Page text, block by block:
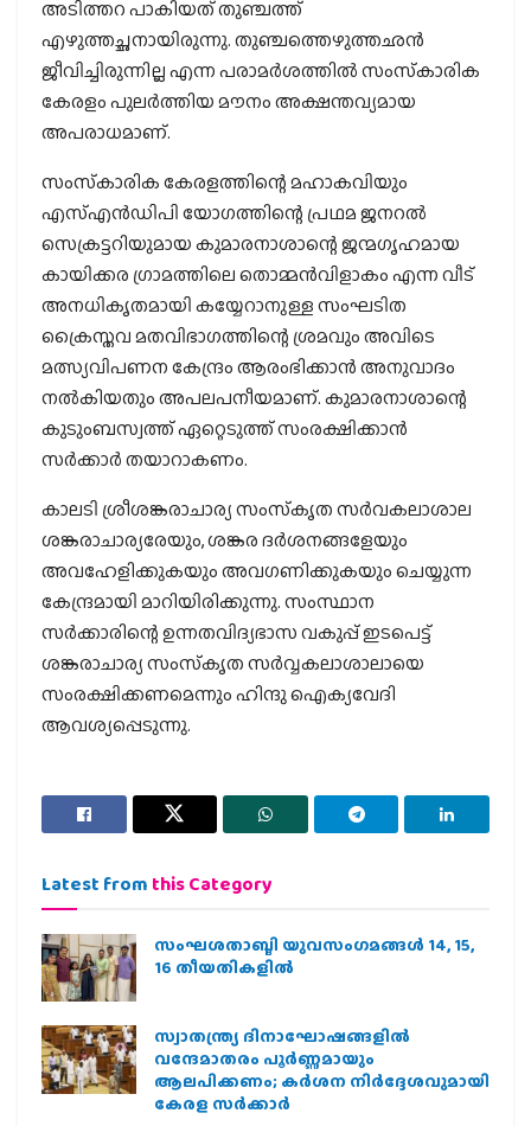
അടിത്തറ പാകിയത് തുഞ്ചത്ത്
എഴുത്തച്ഛനായിരുന്നു. തുഞ്ചത്തെഴുത്തഛന്‍
ജീവിച്ചിരുന്നില്ല എന്ന പരാമര്‍ശത്തില്‍ സംസ്‌കാരിക
കേരളം പുലര്‍ത്തിയ മൗനം അക്ഷന്തവ്യമായ
അപരാധമാണ്.
സംസ്‌കാരിക കേരളത്തിന്റെ മഹാകവിയും
എസ്എന്‍ഡിപി യോഗത്തിന്റെ പ്രഥമ ജനറല്‍
സെക്രട്ടറിയുമായ കുമാരനാശാന്റെ ജന്മഗൃഹമായ
കായിക്കര ഗ്രാമത്തിലെ തൊമ്മന്‍വിളാകം എന്ന വീട്
അനധികൃതമായി കയ്യേറാനുള്ള സംഘടിത
ക്രൈസ്തവ മതവിഭാഗത്തിന്റെ ശ്രമവും അവിടെ
മത്സ്യവിപണന കേന്ദ്രം ആരംഭിക്കാന്‍ അനുവാദം
നല്‍കിയതും അപലപനീയമാണ്. കുമാരനാശാന്റെ
കുടുംബസ്വത്ത് ഏറ്റെടുത്ത് സംരക്ഷിക്കാന്‍
സര്‍ക്കാര്‍ തയാറാകണം.
കാലടി ശ്രീശങ്കരാചാര്യ സംസ്‌കൃത സര്‍വകലാശാല
ശങ്കരാചാര്യരേയും, ശങ്കര ദര്‍ശനങ്ങളേയും
അവഹേളിക്കുകയും അവഗണിക്കുകയും ചെയ്യുന്ന
കേന്ദ്രമായി മാറിയിരിക്കുന്നു. സംസ്ഥാന
സര്‍ക്കാരിന്റെ ഉന്നതവിദ്യഭാസ വകുപ്പ് ഇടപെട്ട്
ശങ്കരാചാര്യ സംസ്‌കൃത സര്‍വ്വകലാശാലായെ
സംരക്ഷിക്കണമെന്നും ഹിന്ദു ഐക്യവേദി
ആവശ്യപ്പെടുന്നു.
Latest from this Category
സംഘശതാബ്ദി യുവസംഗമങ്ങള്‍ 14, 15,
16 തീയതികളില്‍
സ്വാതന്ത്ര്യ ദിനാഘോഷങ്ങളിൽ
വന്ദേമാതരം പൂർണ്ണമായും
ആലപിക്കണം; കർശന നിർദ്ദേശവുമായി
കേരള സർക്കാർ